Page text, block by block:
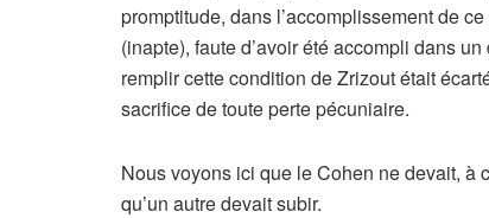
promptitude, dans l’accomplissement de
(inapte), faute d’avoir été accompli dans
remplir cette condition de Zrizout était
sacrifice de toute perte pécuniaire.
Nous voyons ici que le Cohen ne devait, à
qu’un autre devait subir.